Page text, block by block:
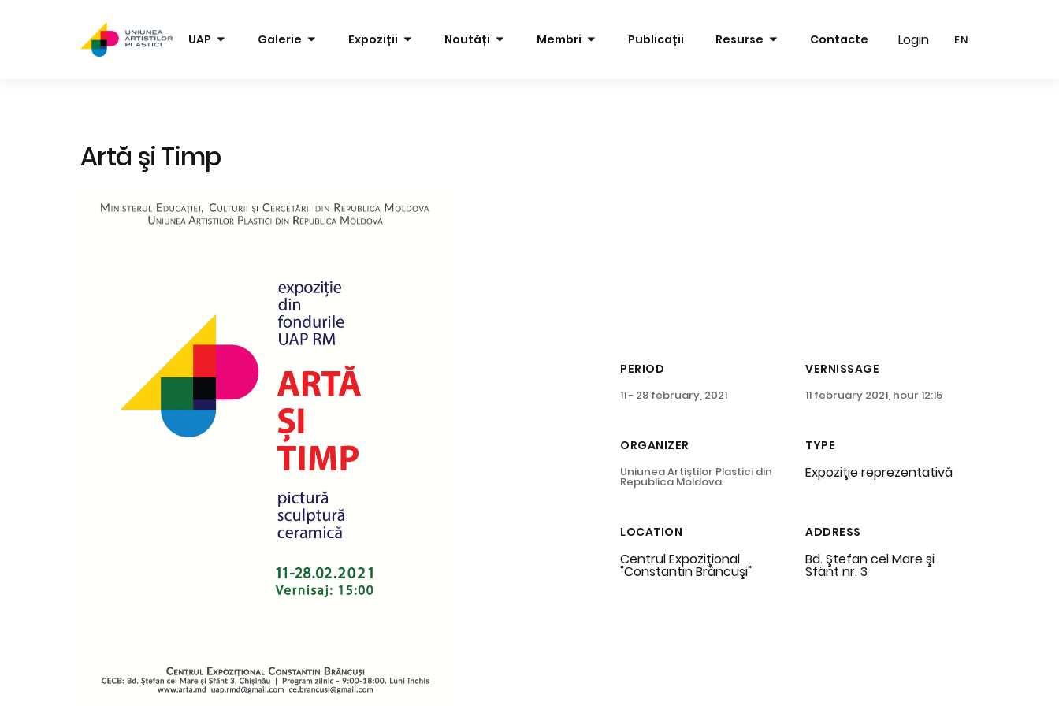
Login
UAP Galerie Expoziții Noutăți Membri Publicații Resurse Contacte Login EN
Artă şi Timp
PERIOD
11 - 28 february, 2021
VERNISSAGE
11 february 2021, hour 12:15
ORGANIZER
Uniunea Artiştilor Plastici din
Republica Moldova
TYPE
Expoziţie reprezentativă
LOCATION
Centrul Expoziţional
"Constantin Brâncuşi"
ADDRESS
Bd. Ştefan cel Mare şi
Sfânt nr. 3